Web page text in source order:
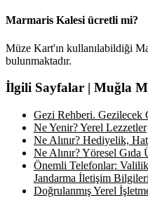
Marmaris Kalesi ücretli mi?
Müze Kart'ın kullanılabildiği
bulunmaktadır.
İlgili Sayfalar | Muğla
Gezi Rehberi. Gezilecek
Ne Yenir? Yerel Lezzetler
Ne Alınır? Hediyelik,
Ne Alınır? Yöresel Gıda
Önemli Telefonlar:
Jandarma İletişim Bilgileri
Doğrulanmış Yerel